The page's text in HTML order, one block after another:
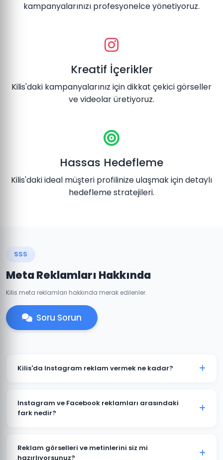
kampanyalarınızı profesyonelce yönetiyoruz.
Kreatif İçerikler
Kilis'daki kampanyalarınız için dikkat çekici görseller
ve videolar üretiyoruz.
Hassas Hedefleme
Kilis'daki ideal müşteri profilinize ulaşmak için detaylı
hedefleme stratejileri.
SSS
Meta Reklamları Hakkında
Kilis meta reklamları hakkında merak edilenler.
Soru Sorun
Kilis'da Instagram reklam vermek ne kadar?
sektörünüze göre değişir. Kilis'daki işletmeniz için
günlük 50 TL'den başlayan bütçelerle etkili
Instagram ve Facebook reklamları arasındaki
fark nedir?
yöneticisinden yönetilir. Kilis'daki hedef kitlenizin hangi
platformda daha aktif olduğuna göre bütçe dağılımı
Reklam görselleri ve metinlerini siz mi
hazırlıyorsunuz?